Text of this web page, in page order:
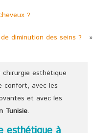
?
diminution des seins ? »
chirurgie esthétique
confort, avec les
et avec les
Tunisie.